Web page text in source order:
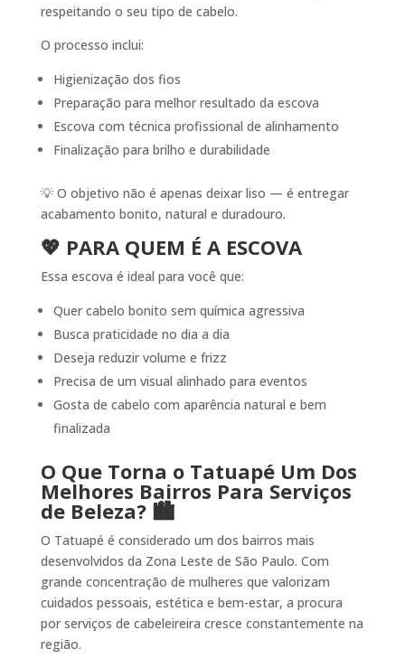
respeitando o seu tipo de cabelo.
O processo inclui:
Higienização dos fios
Preparação para melhor resultado da escova
Escova com técnica profissional de alinhamento
Finalização para brilho e durabilidade
💡 O objetivo não é apenas deixar liso — é entregar
acabamento bonito, natural e duradouro.
💖 PARA QUEM É A ESCOVA
Essa escova é ideal para você que:
Quer cabelo bonito sem química agressiva
Busca praticidade no dia a dia
Deseja reduzir volume e frizz
Precisa de um visual alinhado para eventos
Gosta de cabelo com aparência natural e bem
finalizada
O Que Torna o Tatuapé Um Dos
Melhores Bairros Para Serviços
de Beleza? 🏙️
O Tatuapé é considerado um dos bairros mais
desenvolvidos da Zona Leste de São Paulo. Com
grande concentração de mulheres que valorizam
cuidados pessoais, estética e bem-estar, a procura
por serviços de cabeleireira cresce constantemente na
região.